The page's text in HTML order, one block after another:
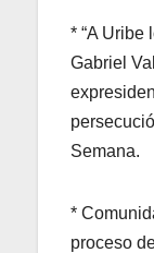
* “A Uribe
Gabriel
Semana.
*
proceso